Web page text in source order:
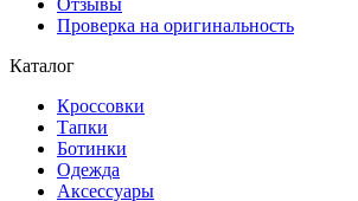
Проверка на оригинальность
Каталог
Кроссовки
Тапки
Ботинки
Одежда
Аксессуары